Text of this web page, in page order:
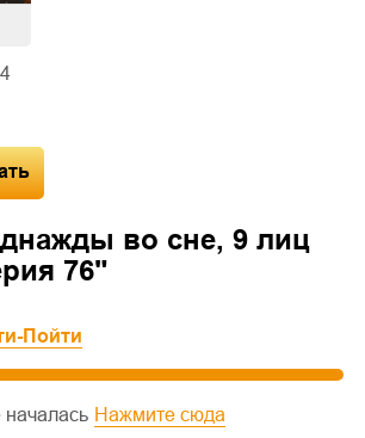
4
во сне, 9 лиц
76"
Пойти
началась Нажмите сюда